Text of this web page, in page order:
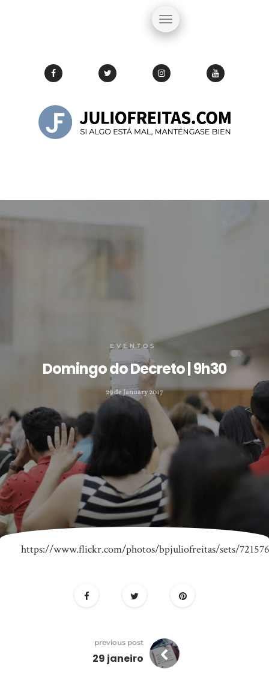
EVENTOS
Domingo do Decreto | 9h30
29 de January 2017
Domingo
Decreto
https://www.flickr.com/photos/bpjuliofreitas/sets/
previous post
29 janeiro